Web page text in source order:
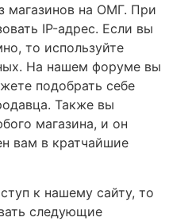
магазинов на ОМГ. При
IP-адрес. Если вы
то используйте
На нашем форуме вы
подобрать себе
Также вы
магазина, и он
вам в кратчайшие
к нашему сайту, то
следующие